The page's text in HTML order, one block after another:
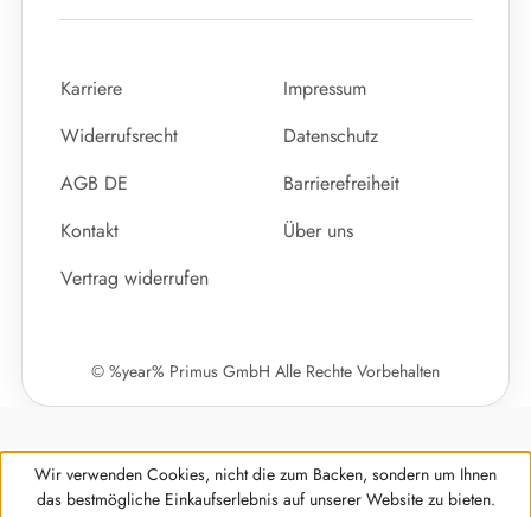
Karriere
Impressum
Widerrufsrecht
Datenschutz
AGB DE
Barrierefreiheit
Kontakt
Über uns
Vertrag widerrufen
© %year% Primus GmbH Alle Rechte Vorbehalten
Wir verwenden Cookies, nicht die zum Backen, sondern um Ihnen
das bestmögliche Einkaufserlebnis auf unserer Website zu bieten.